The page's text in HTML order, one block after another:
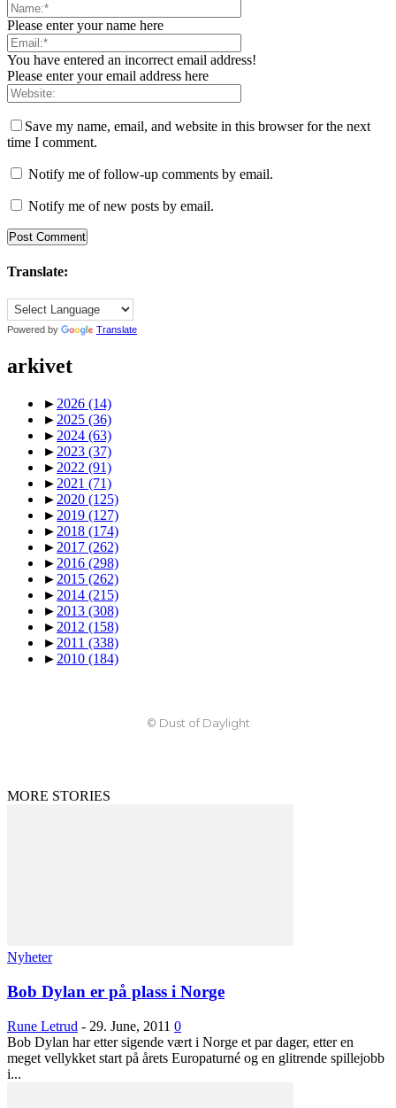
Please enter your name here
You have entered an incorrect email address!
Please enter your email address here
Save my name, email, and website in this browser for the next
time I comment.
Notify me of follow-up comments by email.
Notify me of new posts by email.
Translate:
Powered by Translate
arkivet
► 2026 (14)
► 2025 (36)
► 2024 (63)
► 2023 (37)
► 2022 (91)
► 2021 (71)
► 2020 (125)
► 2019 (127)
► 2018 (174)
► 2017 (262)
► 2016 (298)
► 2015 (262)
► 2014 (215)
► 2013 (308)
► 2012 (158)
► 2011 (338)
► 2010 (184)
© Dust of Daylight
MORE STORIES
Nyheter
Bob Dylan er på plass i Norge
Rune Letrud - 29. June, 2011 0
Bob Dylan har etter sigende vært i Norge et par dager, etter en
meget vellykket start på årets Europaturné og en glitrende spillejobb
i...